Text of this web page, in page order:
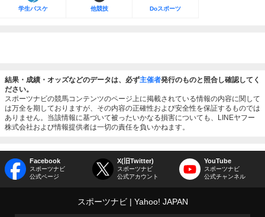
学生バスケ 他競技 Doスポーツ
結果・成績・オッズなどのデータは、必ず主催者発行のものと照合し確認してく
ださい。
スポーツナビの競馬コンテンツのページ上に掲載されている情報の内容に関して
は万全を期しておりますが、その内容の正確性および安全性を保証するものでは
ありません。当該情報に基づいて被ったいかなる損害についても、LINEヤフー
株式会社および情報提供者は一切の責任を負いかねます。
Facebook
スポーツナビ
公式ページ
X(旧Twitter)
スポーツナビ
公式アカウント
YouTube
スポーツナビ
公式チャンネル
スポーツナビ Yahoo! JAPAN